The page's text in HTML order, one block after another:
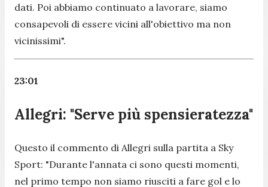
dati. Poi abbiamo continuato a lavorare, siamo
consapevoli di essere vicini all'obiettivo ma non
vicinissimi".
23:01
Allegri: "Serve più spensieratezza"
Questo il commento di Allegri sulla partita a Sky
Sport: "Durante l'annata ci sono questi momenti,
nel primo tempo non siamo riusciti a fare gol e lo